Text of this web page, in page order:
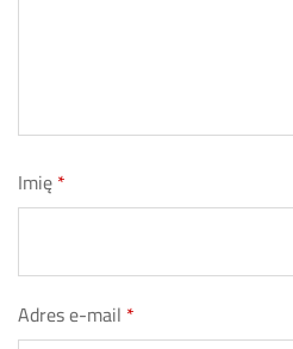
Imię*
Adres e-mail *